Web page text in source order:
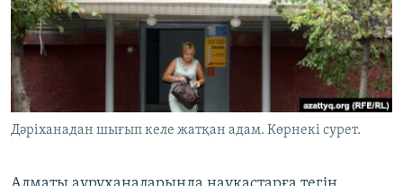
ЖАЗЫЛЫҢЫЗ
Басқа тілдерде
Дәріханадан шығып келе жатқан адам. Көрнекі сурет.